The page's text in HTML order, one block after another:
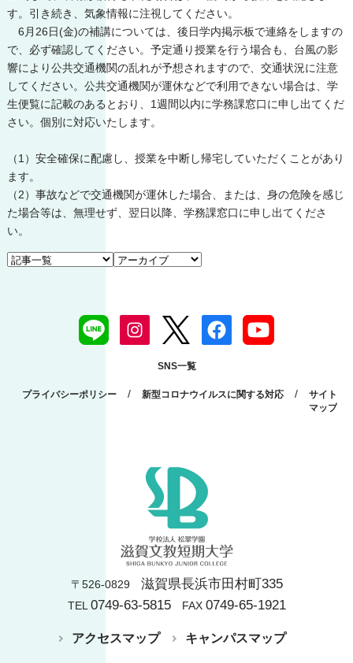
す。引き続き、気象情報に注視してください。
6月26日(金)の補講については、後日学内掲示板で連絡をしますの
で、必ず確認してください。予定通り授業を行う場合も、台風の影
響により公共交通機関の乱れが予想されますので、交通状況に注意
してください。公共交通機関が運休などで利用できない場合は、学
生便覧に記載のあるとおり、1週間以内に学務課窓口に申し出てくだ
さい。個別に対応いたします。
（1）安全確保に配慮し、授業を中断し帰宅していただくことがあり
ます。
（2）事故などで交通機関が運休した場合、または、身の危険を感じ
た場合等は、無理せず、翌日以降、学務課窓口に申し出てくださ
い。
SNS一覧
プライバシーポリシー / 新型コロナウイルスに関する対応 /
サイト
マップ
〒526-0829 滋賀県長浜市田村町335
TEL0749-63-5815FAX 0749-65-1921
アクセスマップ キャンパスマップ